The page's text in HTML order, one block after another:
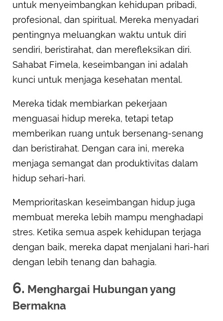
untuk menyeimbangkan kehidupan pribadi,
profesional, dan spiritual. Mereka menyadari
pentingnya meluangkan waktu untuk diri
sendiri, beristirahat, dan merefleksikan diri.
Sahabat Fimela, keseimbangan ini adalah
kunci untuk menjaga kesehatan mental.
Mereka tidak membiarkan pekerjaan
menguasai hidup mereka, tetapi tetap
memberikan ruang untuk bersenang-senang
dan beristirahat. Dengan cara ini, mereka
menjaga semangat dan produktivitas dalam
hidup sehari-hari.
Memprioritaskan keseimbangan hidup juga
membuat mereka lebih mampu menghadapi
stres. Ketika semua aspek kehidupan terjaga
dengan baik, mereka dapat menjalani hari-hari
dengan lebih tenang dan bahagia.
6. Menghargai Hubungan yang
Bermakna